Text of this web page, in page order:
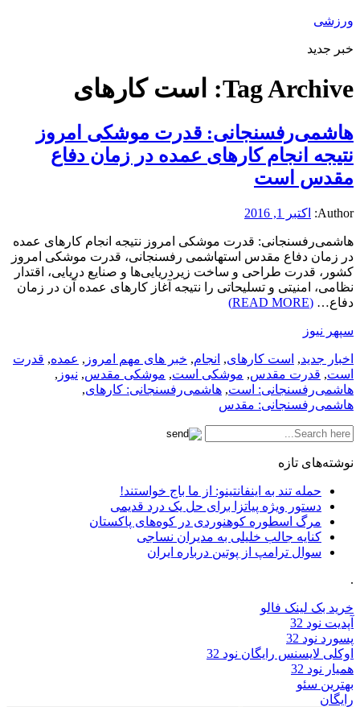
ورزشی
خبر جدید
Tag Archive: است کارهای
هاشمی‌رفسنجانی: قدرت موشکی امروز
نتیجه انجام کارهای عمده در زمان دفاع
مقدس است
Author: اکتبر 1, 2016
هاشمی‌رفسنجانی: قدرت موشکی امروز نتیجه انجام کارهای عمده
در زمان دفاع مقدس استهاشمی رفسنجانی، قدرت موشکی امروز
کشور، قدرت طراحی و ساخت زیردریایی‌ها و صنایع دریایی، اقتدار
نظامی، امنیتی و تسلیحاتی را نتیجه آغاز کارهای عمده آن در زمان
دفاع… (READ MORE)
سپهر نیوز
اخبار جدید, است کارهای, انجام, خبر های مهم امروز , عمده, قدرت
است, قدرت مقدس, موشکی است, موشکی مقدس, نیوز ,
هاشمی‌رفسنجانی: است, هاشمی‌رفسنجانی: کارهای,
هاشمی‌رفسنجانی: مقدس
نوشته‌های تازه
حمله تند به اینفانتینو: از ما باج خواستند!
دستور ویژه پیاتزا برای حل یک درد قدیمی
مرگ اسطوره کوهنوردی در کوه‌های پاکستان
کنایه جالب خلیلی به مدیران نساجی
سوال ترامپ از پوتین درباره ایران
.
خرید بک لینک فالو
آپدیت نود 32
پسورد نود 32
اوکلی لایسنس رایگان نود 32
همیار نود 32
بهترین سئو
رایگان